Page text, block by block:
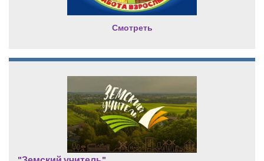
Смотреть